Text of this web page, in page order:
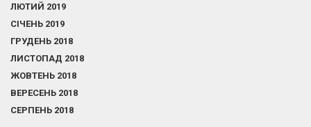
ЛЮТИЙ 2019
СІЧЕНЬ 2019
ГРУДЕНЬ 2018
ЛИСТОПАД 2018
ЖОВТЕНЬ 2018
ВЕРЕСЕНЬ 2018
СЕРПЕНЬ 2018